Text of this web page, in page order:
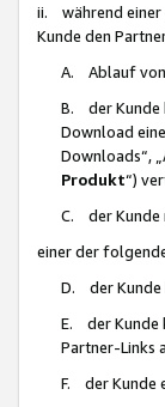
ii. während einer
Kunde den
A. Ablauf von
B. der Kunde
Download
Downloads“,
Produkt“)
C. der Kunde
einer der
D. der Kunde
E. der Kunde
Partner-Links
F. der Kunde